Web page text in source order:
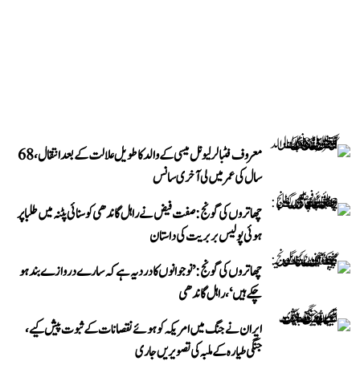
معروف فٹبالر لیونل میسی کے والد کا طویل علالت کے بعد انتقال، 68
سال کی عمر میں لی آخری سانس
چھاتروں کی گونج: صفت فیض نے راہل گاندھی کو سنائی پٹنہ میں طلبا پر
ہوئی پولیس بربریت کی داستان
چھاتروں کی گونج: ’نوجوانوں کا درد یہ ہے کہ سارے دروازے بند ہو
چکے ہیں‘، راہل گاندھی
ایران نے جنگ میں امریکہ کو ہوئے نقصانات کے ثبوت پیش کیے،
جنگی طیارہ کے ملبہ کی تصویریں جاری